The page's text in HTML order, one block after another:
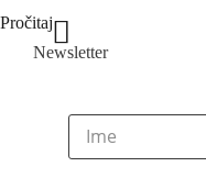
Pročitaj
Newsletter